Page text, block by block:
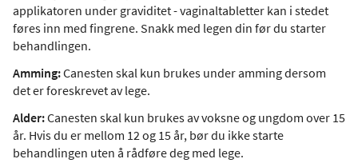
applikatoren under graviditet - vaginaltabletter kan i stedet
føres inn med fingrene. Snakk med legen din før du starter
behandlingen.
Amming:Canesten skal kun brukes under amming dersom
det er foreskrevet av lege.
Alder:Canesten skal kun brukes av voksne og ungdom over 15
år. Hvis du er mellom 12 og 15 år, bør du ikke starte
behandlingen uten å rådføre deg med lege.